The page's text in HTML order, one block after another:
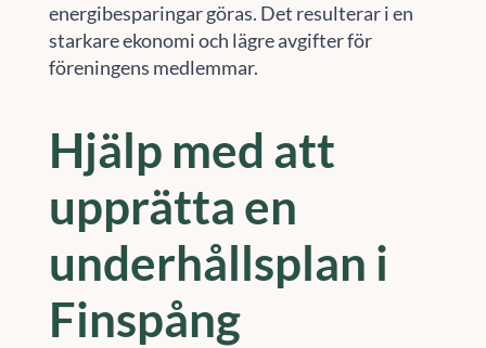
energibesparingar göras. Det resulterar i en
starkare ekonomi och lägre avgifter för
föreningens medlemmar.
Hjälp med att
upprätta en
underhållsplan i
Finspång